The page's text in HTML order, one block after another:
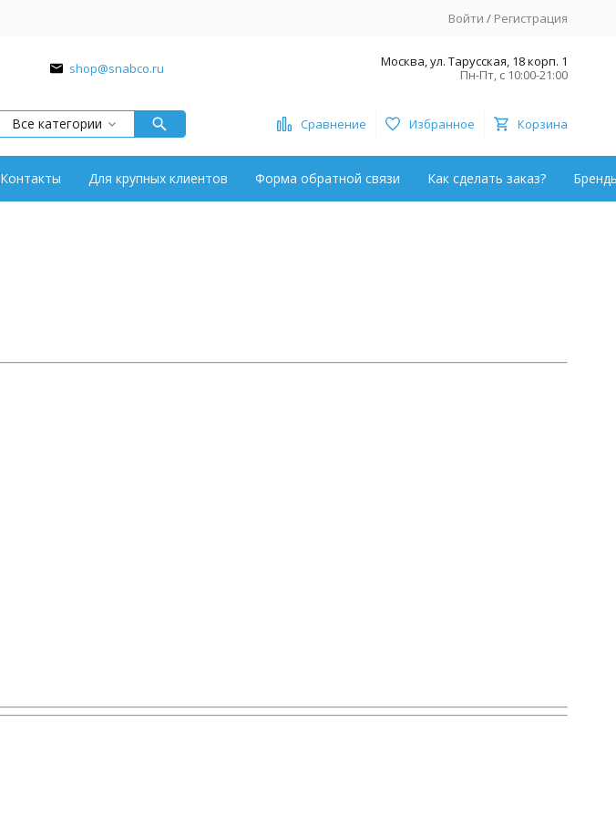
Войти / Регистрация
shop@snabco.ru
Москва, ул. Тарусская, 18 корп. 1
Пн-Пт, с 10:00-21:00
Все категории Сравнение Избранное Корзина
Контакты Для крупных клиентов Форма обратной связи Как сделать заказ?